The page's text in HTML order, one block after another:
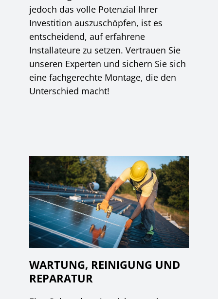
jedoch das volle Potenzial Ihrer
Investition auszuschöpfen, ist es
entscheidend, auf erfahrene
Installateure zu setzen. Vertrauen Sie
unseren Experten und sichern Sie sich
eine fachgerechte Montage, die den
Unterschied macht!
WARTUNG, REINIGUNG UND
REPARATUR